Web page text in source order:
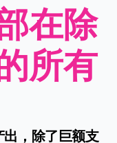
在除
所有
，除了巨额支